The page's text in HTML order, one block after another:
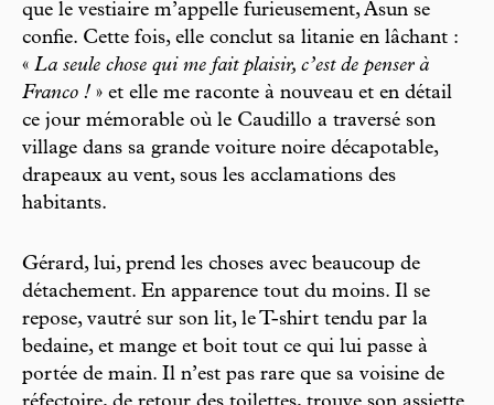
que le vestiaire m’appelle furieusement, Asun se
confie. Cette fois, elle conclut sa litanie en lâchant :
« La seule chose qui me fait plaisir, c’est de penser à
Franco ! » et elle me raconte à nouveau et en détail
ce jour mémorable où le Caudillo a traversé son
village dans sa grande voiture noire décapotable,
drapeaux au vent, sous les acclamations des
habitants.
Gérard, lui, prend les choses avec beaucoup de
détachement. En apparence tout du moins. Il se
repose, vautré sur son lit, le T-shirt tendu par la
bedaine, et mange et boit tout ce qui lui passe à
portée de main. Il n’est pas rare que sa voisine de